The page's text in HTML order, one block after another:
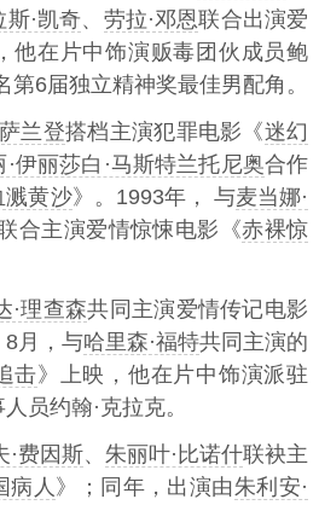
斯·凯奇、 劳拉·邓恩联合出演爱
他在片中饰演贩毒团伙成员鲍
第6届独立精神奖最佳男配角。
兰登搭档主演犯罪电影《迷幻
·伊丽莎白·马斯特兰托尼奥合作
溅黄沙》。1993年， 与麦当娜·
合主演爱情惊悚电影《赤裸惊
·理查森共同主演爱情传记电影
8月，与哈里森·福特共同主演的
击》上映，他在片中饰演派驻
员约翰·克拉克。
·费因斯、 朱丽叶·比诺什联袂主
病人 》；同年，出演由朱利安·